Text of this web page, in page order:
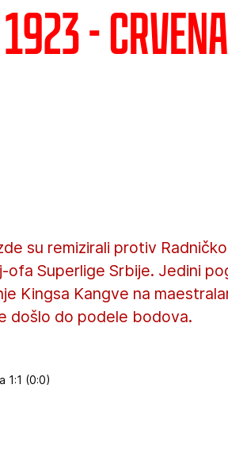
-
su remizirali protiv
Superlige Srbije. Jedini
Kingsa Kangve na
došlo do podele bodova.
1:1 (0:0)